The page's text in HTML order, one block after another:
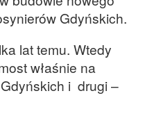
Gdyńskich.
lat temu. Wtedy
właśnie na
i drugi –